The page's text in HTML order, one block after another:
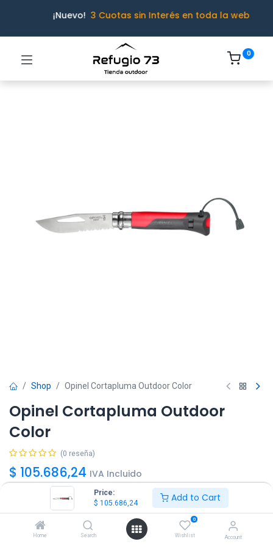
Price:
$ 105.686,24 Add to Cart
Home Search
0
Wishlist Account
¡Nuevo! 3 Cuotas sin Interés en toda la web
0
Shop Opinel Cortapluma Outdoor Color
Opinel Cortapluma Outdoor
Color
(0 reseña)
$ 105.686,24 IVA Incluido